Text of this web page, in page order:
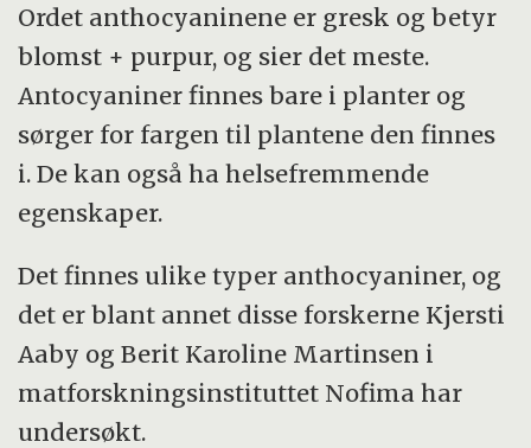
Ordet anthocyaninene er gresk og betyr
blomst + purpur, og sier det meste.
Antocyaniner finnes bare i planter og
sørger for fargen til plantene den finnes
i. De kan også ha helsefremmende
egenskaper.
Det finnes ulike typer anthocyaniner, og
det er blant annet disse forskerne Kjersti
Aaby og Berit Karoline Martinsen i
matforskningsinstituttet Nofima har
undersøkt.